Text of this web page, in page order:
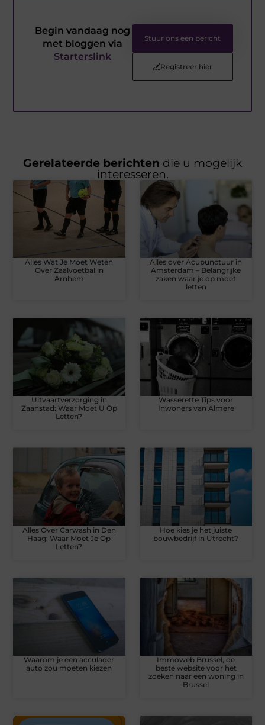
Begin vandaag nog
met bloggen via
Starterslink
Stuur ons een bericht
Registreer hier
Gerelateerde berichten die u mogelijk
interesseren.
Alles Wat Je Moet Weten
Over Zaalvoetbal in
Arnhem
Alles over Acupunctuur in
Amsterdam – Belangrijke
zaken waar je op moet
letten
Uitvaartverzorging in
Zaanstad: Waar Moet U Op
Letten?
Wasserette Tips voor
Inwoners van Almere
Alles Over Carwash in Den
Haag: Waar Moet Je Op
Letten?
Hoe kies je het juiste
bouwbedrijf in Utrecht?
Waarom je een acculader
auto zou moeten kiezen
Immoweb Brussel, de
beste website voor het
zoeken naar een woning in
Brussel